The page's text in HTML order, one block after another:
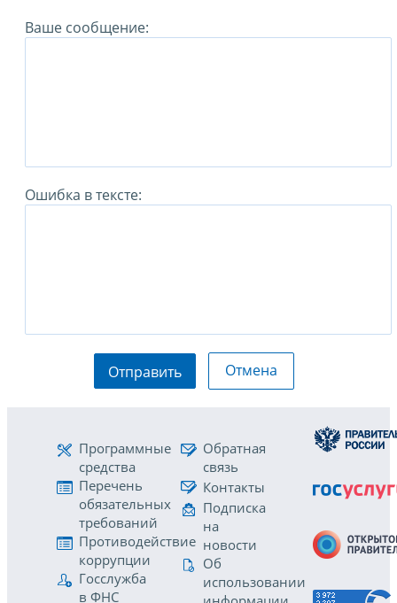
Ваше сообщение:
Ошибка в тексте:
Отправить Отмена
Программные
средства
Перечень
обязательных
требований
Противодействие
коррупции
Госслужба
в ФНС
Обратная
связь
Контакты
Подписка
на
новости
Об
использовании